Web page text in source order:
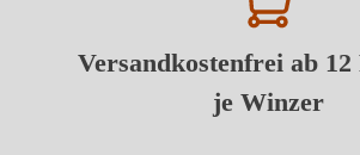
Versandkostenfrei ab 12
je Winzer